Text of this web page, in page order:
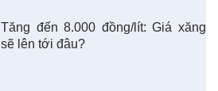
Tăng đến 8.000 đồng/lít: Giá xăng
sẽ lên tới đâu?